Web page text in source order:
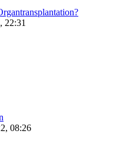
22:31
08:26